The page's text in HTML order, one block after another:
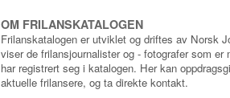
OM FRILANSKATALOGEN
Frilanskatalogen er utviklet og driftes av Norsk
viser de frilansjournalister og - fotografer som er
har registrert seg i katalogen. Her kan
aktuelle frilansere, og ta direkte kontakt.